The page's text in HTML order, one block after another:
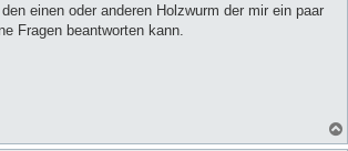
einen oder anderen Holzwurm der mir ein paar
Fragen beantworten kann.